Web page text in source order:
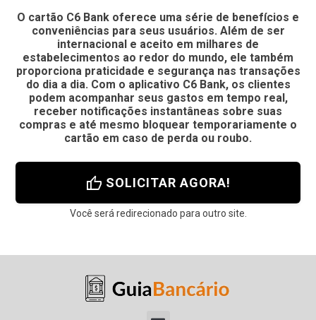
O cartão C6 Bank oferece uma série de benefícios e
conveniências para seus usuários. Além de ser
internacional e aceito em milhares de
estabelecimentos ao redor do mundo, ele também
proporciona praticidade e segurança nas transações
do dia a dia. Com o aplicativo C6 Bank, os clientes
podem acompanhar seus gastos em tempo real,
receber notificações instantâneas sobre suas
compras e até mesmo bloquear temporariamente o
cartão em caso de perda ou roubo.
thumb_up SOLICITAR AGORA!
Você será redirecionado para outro site.